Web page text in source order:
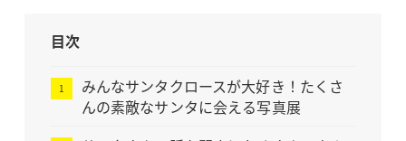
目次
みんなサンタクロースが大好き！たくさ
んの素敵なサンタに会える写真展